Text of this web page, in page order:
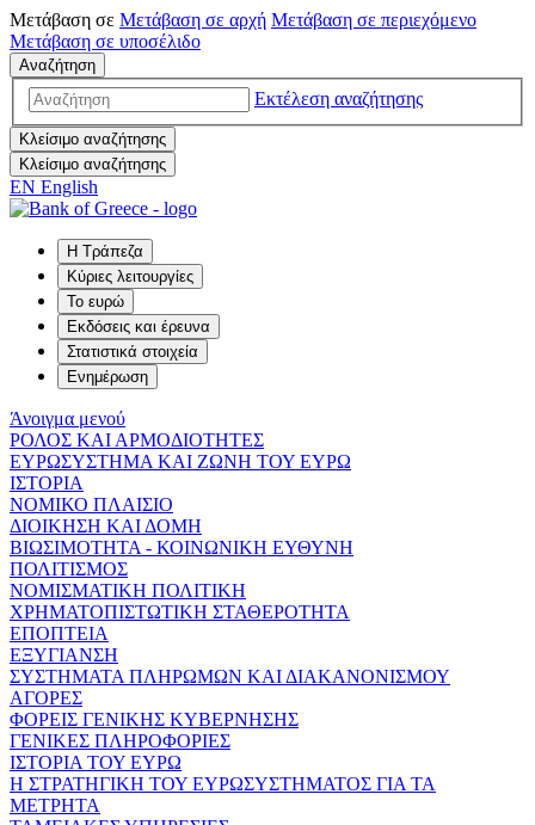
Μετάβαση σε Μετάβαση σε αρχή Μετάβαση σε περιεχόμενο
Μετάβαση σε υποσέλιδο
Αναζήτηση
Εκτέλεση αναζήτησης
Κλείσιμο αναζήτησης
Κλείσιμο αναζήτησης
EN English
Η Τράπεζα
Κύριες λειτουργίες
Το ευρώ
Εκδόσεις και έρευνα
Στατιστικά στοιχεία
Ενημέρωση
Άνοιγμα μενού
ΡΟΛΟΣ ΚΑΙ ΑΡΜΟΔΙΟΤΗΤΕΣ
ΕΥΡΩΣΥΣΤΗΜΑ ΚΑΙ ΖΩΝΗ ΤΟΥ ΕΥΡΩ
ΙΣΤΟΡΙΑ
ΝΟΜΙΚΟ ΠΛΑΙΣΙΟ
ΔΙΟΙΚΗΣΗ ΚΑΙ ΔΟΜΗ
ΒΙΩΣΙΜΟΤΗΤΑ - ΚΟΙΝΩΝΙΚΗ ΕΥΘΥΝΗ
ΠΟΛΙΤΙΣΜΟΣ
ΝΟΜΙΣΜΑΤΙΚΗ ΠΟΛΙΤΙΚΗ
ΧΡΗΜΑΤΟΠΙΣΤΩΤΙΚΗ ΣΤΑΘΕΡΟΤΗΤΑ
ΕΠΟΠΤΕΙΑ
ΕΞΥΓΙΑΝΣΗ
ΣΥΣΤΗΜΑΤΑ ΠΛΗΡΩΜΩΝ ΚΑΙ ΔΙΑΚΑΝΟΝΙΣΜΟΥ
ΑΓΟΡΕΣ
ΦΟΡΕΙΣ ΓΕΝΙΚΗΣ ΚΥΒΕΡΝΗΣΗΣ
ΓΕΝΙΚΕΣ ΠΛΗΡΟΦΟΡΙΕΣ
ΙΣΤΟΡΙΑ ΤΟΥ ΕΥΡΩ
Η ΣΤΡΑΤΗΓΙΚΗ ΤΟΥ ΕΥΡΩΣΥΣΤΗΜΑΤΟΣ ΓΙΑ ΤΑ
ΜΕΤΡΗΤΑ